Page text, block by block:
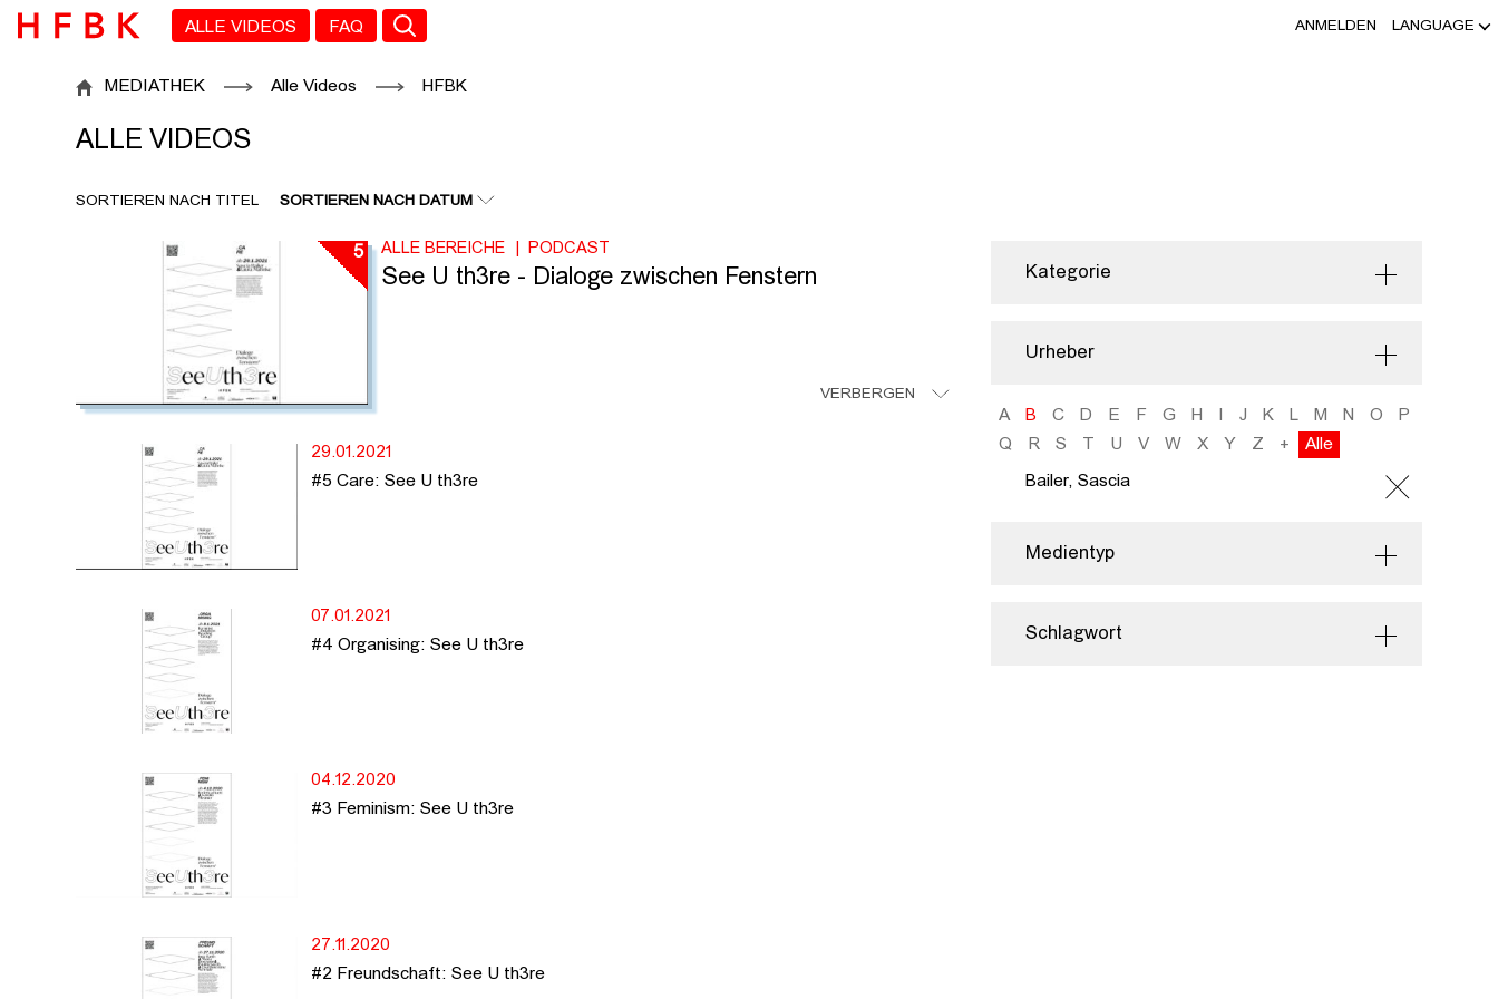
Zu den Filtern
Zur Metanavigation
Zur Hauptnavigation
Zur Suche
Zum Inhalt
Zum Seitenfuss ANMELDEN LANGUAGE
ALLE VIDEOS FAQ
ALLE VIDEOS
MEDIATHEK Alle Videos HFBK
ALLE VIDEOS
SORTIEREN NACH TITEL SORTIEREN NACH DATUM
Kategorie
Urheber
A B C D E F G H J K L M N O
P
Q
R S U V W X Y Z + Alle
Bailer, Sascia
Medientyp
Schlagwort
5 ALLE BEREICHE PODCAST
See U th3re - Dialoge zwischen Fenstern
VERBERGEN
29.01.2021
#5 Care: See U th3re
07.01.2021
#4 Organising: See U th3re
04.12.2020
#3 Feminism: See U th3re
27.11.2020
#2 Freundschaft: See U th3re